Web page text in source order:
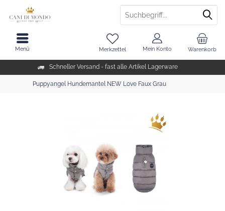
Schneller Versand - fast alle Artikel Lagerware
Warenkorb
Merkzettel Mein Konto
Menü
Puppyangel Hundemantel NEW Love Faux Grau